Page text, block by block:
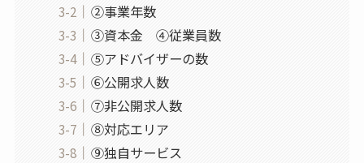
②事業年数
③資本金 ④従業員数
⑤アドバイザーの数
⑥公開求人数
⑦非公開求人数
⑧対応エリア
⑨独自サービス